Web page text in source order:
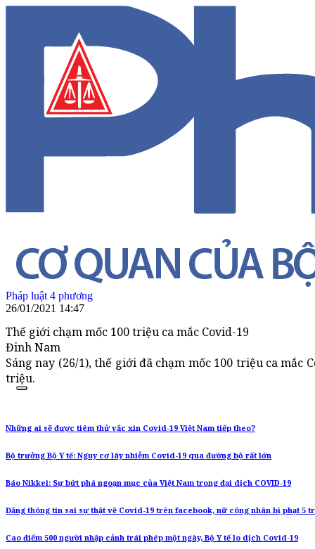
Pháp luật 4 phương
26/01/2021 14:47
Thế giới chạm mốc 100 triệu ca mắc Covid-19
Đinh Nam
Sáng nay (26/1), thế giới đã chạm mốc 100 triệu ca mắc
triệu.
Những ai sẽ được tiêm thử vắc xin Covid-19 Việt Nam tiếp theo?
Bộ trưởng Bộ Y tế: Nguy cơ lây nhiễm Covid-19 qua đường bộ rất lớn
Báo Nikkei: Sự bứt phá ngoạn mục của Việt Nam trong đại dịch COVID-19
Đăng thông tin sai sự thật về Covid-19 trên facebook, nữ công nhân bị phạt 5
Cao điểm 500 người nhập cảnh trái phép một ngày, Bộ Y tế lo dịch Covid-19